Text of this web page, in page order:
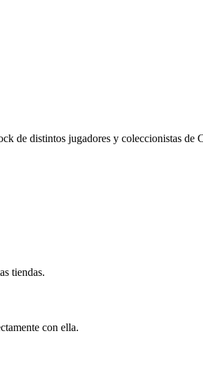
de distintos jugadores y coleccionistas de
tiendas.
con ella.